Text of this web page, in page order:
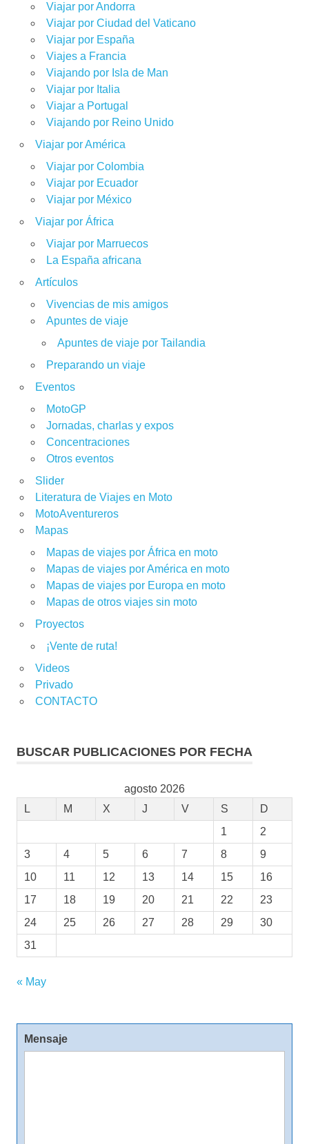
Viajar por Andorra
Viajar por Ciudad del Vaticano
Viajar por España
Viajes a Francia
Viajando por Isla de Man
Viajar por Italia
Viajar a Portugal
Viajando por Reino Unido
Viajar por América
Viajar por Colombia
Viajar por Ecuador
Viajar por México
Viajar por África
Viajar por Marruecos
La España africana
Artículos
Vivencias de mis amigos
Apuntes de viaje
Apuntes de viaje por Tailandia
Preparando un viaje
Eventos
MotoGP
Jornadas, charlas y expos
Concentraciones
Otros eventos
Slider
Literatura de Viajes en Moto
MotoAventureros
Mapas
Mapas de viajes por África en moto
Mapas de viajes por América en moto
Mapas de viajes por Europa en moto
Mapas de otros viajes sin moto
Proyectos
¡Vente de ruta!
Videos
Privado
CONTACTO
BUSCAR PUBLICACIONES POR FECHA
agosto 2026
L
M X J V S
D
1
2
3
4 5 6 7 8
9
10
11 12 13 14 15
16
17
18 19 20 21 22
23
24
25 26 27 28 29
30
31
« May
Mensaje